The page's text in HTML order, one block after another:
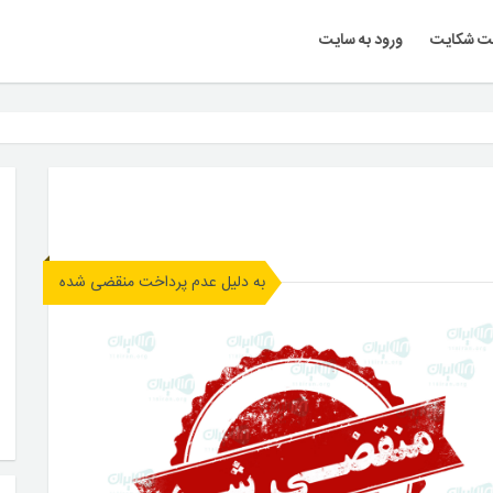
شکایت ورود به سایت
به دلیل عدم پرداخت منقضی شده